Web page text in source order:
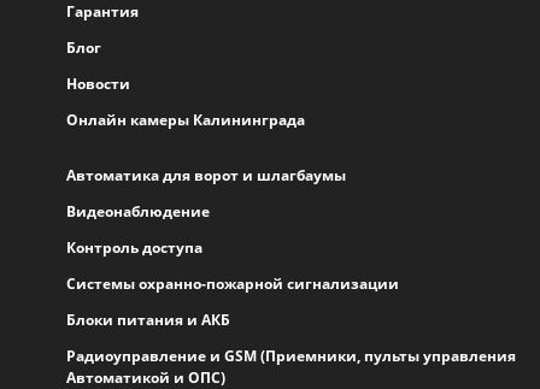
Гарантия
Блог
Новости
Онлайн камеры Калининграда
Автоматика для ворот и шлагбаумы
Видеонаблюдение
Контроль доступа
Системы охранно-пожарной сигнализации
Блоки питания и АКБ
Радиоуправление и GSM (Приемники, пульты управления
Автоматикой и ОПС)